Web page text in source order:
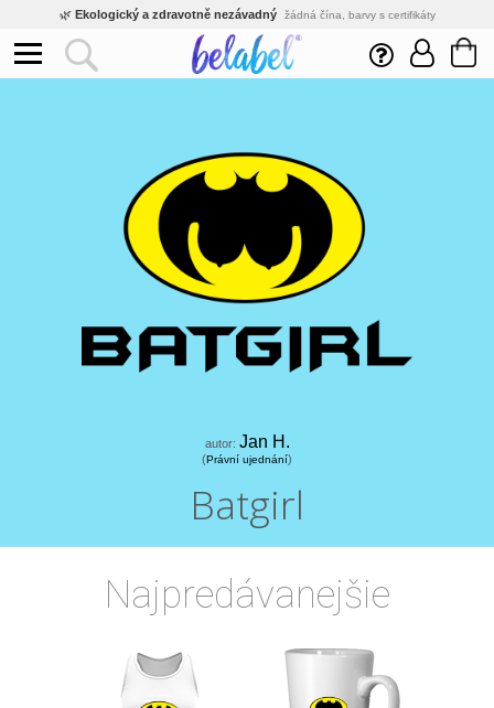
🌿 Ekologický a zdravotně nezávadný žádná čína, barvy s certifikáty
Inovativní výroba vlastní vývoj, nejnovější technologie
Rychlé dodání expedujeme do 24h
Eshop s tradicí od roku 2010 tisíce spokojených zákazníků
autor: Jan H.
(Právní ujednání)
Batgirl
Najpredávanejšie